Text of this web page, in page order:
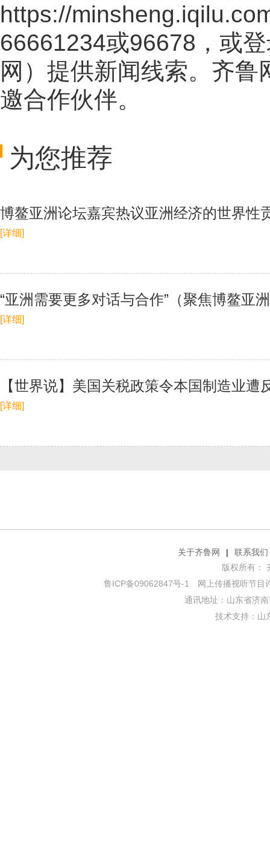
https://
66661234或96678，或
网 ）提供新闻线索。齐鲁
邀合作伙伴。
为您推荐
博鳌亚洲论坛嘉宾热议亚洲经济的世界
[详细]
“亚洲需要更多对话与合作”（聚焦博鳌
[详细]
【世界说】美国关税政策令本国制造业遭
[详细]
关于齐鲁网 |
联系我们
版权所有：
鲁ICP备09062847号-1 网上传播视听节目
通讯地址：山东省济
技术支持： 山